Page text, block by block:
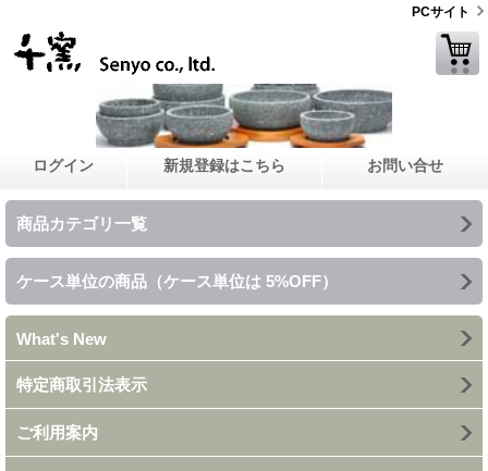
PCサイト
ログイン 新規登録はこちら お問い合せ
商品カテゴリ一覧
ケース単位の商品（ケース単位は 5%OFF）
What's New
特定商取引法表示
ご利用案内